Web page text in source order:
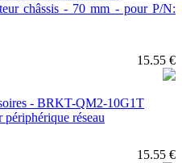
châssis - 70 mm - pour P/N:
15.55 €
réseau
15.55 €